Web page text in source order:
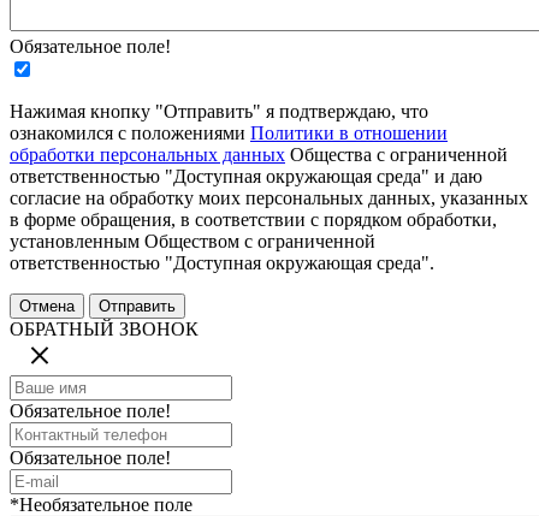
Обязательное поле!
Нажимая кнопку "Отправить" я подтверждаю, что
ознакомился с положениями Политики в отношении
обработки персональных данных Общества с ограниченной
ответственностью "Доступная окружающая среда" и даю
согласие на обработку моих персональных данных, указанных
в форме обращения, в соответствии с порядком обработки,
установленным Обществом с ограниченной
ответственностью "Доступная окружающая среда".
ОБРАТНЫЙ ЗВОНОК
Обязательное поле!
Обязательное поле!
*Необязательное поле